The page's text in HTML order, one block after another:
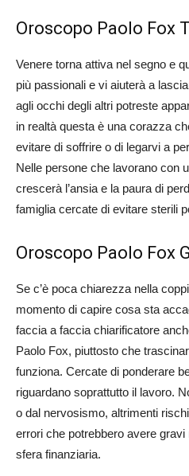
Oroscopo Paolo Fox
Venere torna attiva nel segno e
più passionali e vi aiuterà a
agli occhi degli altri potreste
in realtà questa è una corazza
evitare di soffrire o di legarvi a
Nelle persone che lavorano con
crescerà l’ansia e la paura di
famiglia cercate di evitare sterili
Oroscopo Paolo Fox
Se c’è poca chiarezza nella
momento di capire cosa sta
faccia a faccia chiarificatore
Paolo Fox, piuttosto che
funziona. Cercate di ponderare
riguardano soprattutto il lavoro.
o dal nervosismo, altrimenti
errori che potrebbero avere
sfera finanziaria.